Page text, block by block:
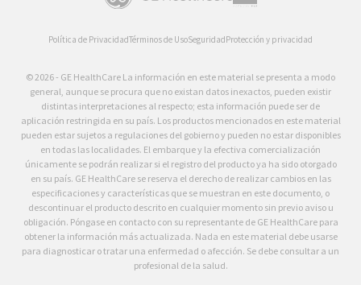
Política de PrivacidadTérminos de UsoSeguridadProtección y privacidad
© 2026 - GE HealthCare La información en este material se presenta a modo
general, aunque se procura que no existan datos inexactos, pueden existir
distintas interpretaciones al respecto; esta información puede ser de
aplicación restringida en su país. Los productos mencionados en este material
pueden estar sujetos a regulaciones del gobierno y pueden no estar disponibles
en todas las localidades. El embarque y la efectiva comercialización
únicamente se podrán realizar si el registro del producto ya ha sido otorgado
en su país. GE HealthCare se reserva el derecho de realizar cambios en las
especificaciones y características que se muestran en este documento, o
descontinuar el producto descrito en cualquier momento sin previo aviso u
obligación. Póngase en contacto con su representante de GE HealthCare para
obtener la información más actualizada. Nada en este material debe usarse
para diagnosticar o tratar una enfermedad o afección. Se debe consultar a un
profesional de la salud.